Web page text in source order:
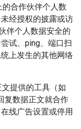
合作伙伴个人数
经授权的披露或访
伴个人数据安全的
试、ping、端口扫
上发生的其他网络
提供的工具（如
复数据正文就合作
线广告设置或停用